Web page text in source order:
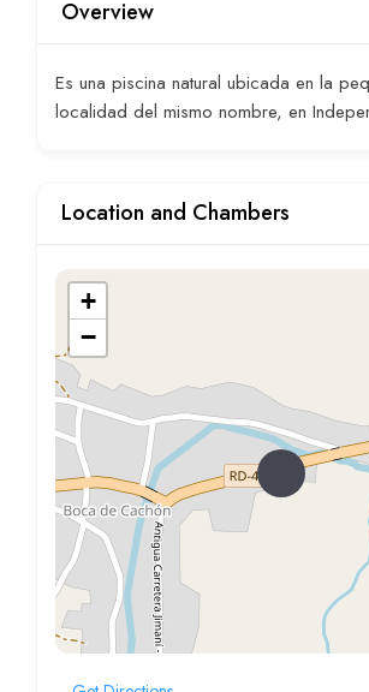
Overview
Es una piscina natural ubicada en la
localidad del mismo nombre, en
Location and Chambers
+
−